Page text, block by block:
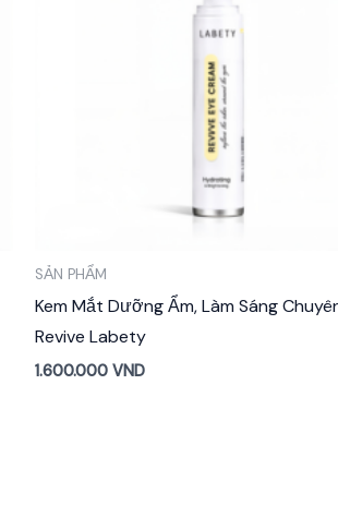
SẢN PHẨM
Kem Mắt Dưỡng Ẩm, Làm Sáng
Revive Labety
1.600.000VND